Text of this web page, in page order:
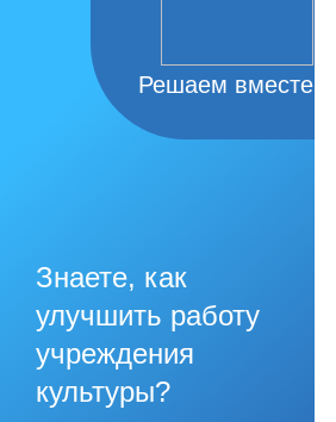
Решаем вместе
Знаете, как
улучшить работу
учреждения
культуры?